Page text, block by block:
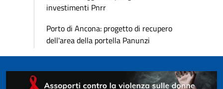
investimenti Pnrr
Porto di Ancona: progetto di recupero
dell'area della portella Panunzi